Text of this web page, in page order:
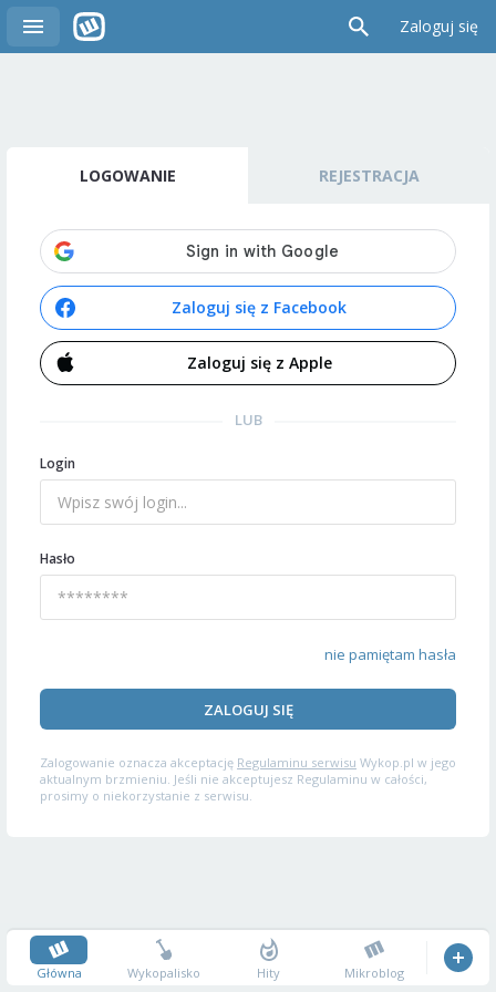
Zaloguj się
LOGOWANIE REJESTRACJA
Zaloguj się z Facebook
Zaloguj się z Apple
LUB
Login
Hasło
nie pamiętam hasła
ZALOGUJ SIĘ
Zalogowanie oznacza akceptację Regulaminu serwisu Wykop.pl w jego
aktualnym brzmieniu. Jeśli nie akceptujesz Regulaminu w całości,
prosimy o niekorzystanie z serwisu.
Główna Wykopalisko Hity Mikroblog